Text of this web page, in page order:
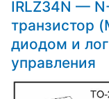
IRLZ34N —
транзистор
диодом и
управления